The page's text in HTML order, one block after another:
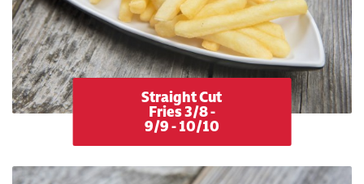
Straight Cut
Fries 3/8 -
9/9 - 10/10